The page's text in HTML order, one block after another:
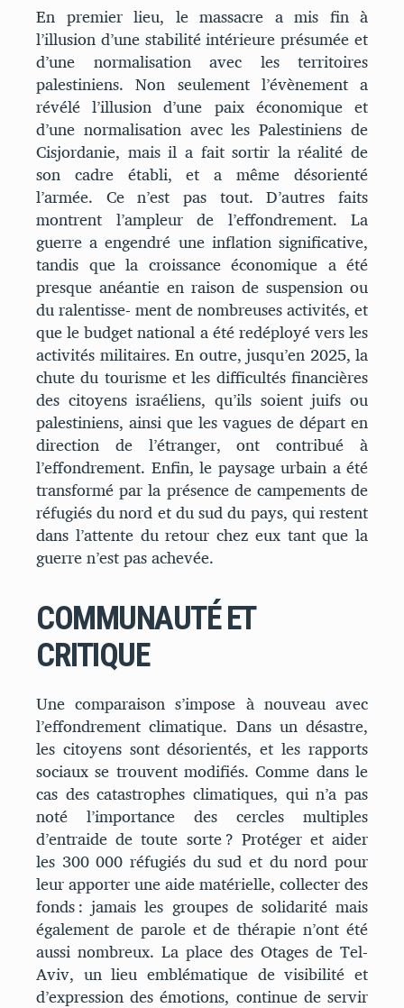
En premier lieu, le massacre a mis fin à
l’illusion d’une stabilité intérieure présumée et
d’une normalisation avec les territoires
palestiniens. Non seulement l’évènement a
révélé l’illusion d’une paix économique et
d’une normalisation avec les Palestiniens de
Cisjordanie, mais il a fait sortir la réalité de
son cadre établi, et a même désorienté
l’armée. Ce n’est pas tout. D’autres faits
montrent l’ampleur de l’effondrement. La
guerre a engendré une inflation significative,
tandis que la croissance économique a été
presque anéantie en raison de suspension ou
du ralentisse- ment de nombreuses activités, et
que le budget national a été redéployé vers les
activités militaires. En outre, jusqu’en 2025, la
chute du tourisme et les difficultés financières
des citoyens israéliens, qu’ils soient juifs ou
palestiniens, ainsi que les vagues de départ en
direction de l’étranger, ont contribué à
l’effondrement. Enfin, le paysage urbain a été
transformé par la présence de campements de
réfugiés du nord et du sud du pays, qui restent
dans l’attente du retour chez eux tant que la
guerre n’est pas achevée.
COMMUNAUTÉ ET
CRITIQUE
Une comparaison s’impose à nouveau avec
l’effondrement climatique. Dans un désastre,
les citoyens sont désorientés, et les rapports
sociaux se trouvent modifiés. Comme dans le
cas des catastrophes climatiques, qui n’a pas
noté l’importance des cercles multiples
d’entraide de toute sorte ? Protéger et aider
les 300 000 réfugiés du sud et du nord pour
leur apporter une aide matérielle, collecter des
fonds : jamais les groupes de solidarité mais
également de parole et de thérapie n’ont été
aussi nombreux. La place des Otages de Tel-
Aviv, un lieu emblématique de visibilité et
d’expression des émotions, continue de servir